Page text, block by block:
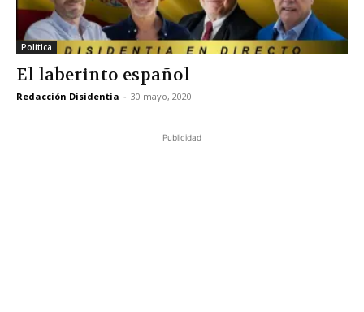
Política
El laberinto español
Redacción Disidentia - 30 mayo, 2020
Publicidad